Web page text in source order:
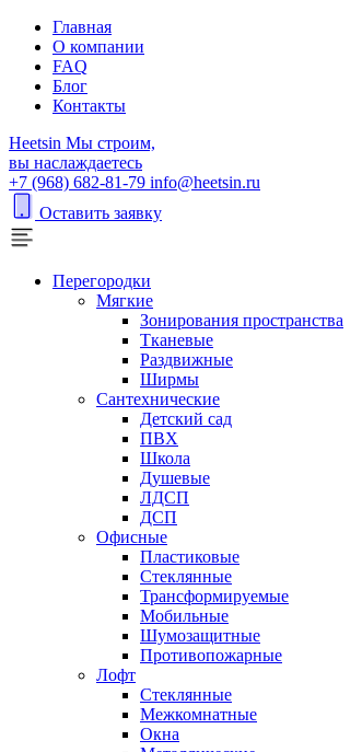
Главная
О компании
FAQ
Блог
Контакты
Heetsin Мы строим,
вы наслаждаетесь
+7 (968) 682-81-79 info@heetsin.ru
Оставить заявку
Перегородки
Мягкие
Зонирования пространства
Тканевые
Раздвижные
Ширмы
Сантехнические
Детский сад
ПВХ
Школа
Душевые
ЛДСП
ДСП
Офисные
Пластиковые
Стеклянные
Трансформируемые
Мобильные
Шумозащитные
Противопожарные
Лофт
Стеклянные
Межкомнатные
Окна